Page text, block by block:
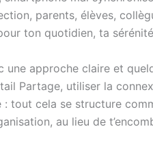
parents, élèves,
ton quotidien, ta
une approche claire et
Partage, utiliser la
tout cela se structure
au lieu de